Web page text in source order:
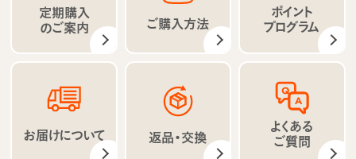
定期購入
のご案内 ご購入方法
ポイント
プログラム
お届けについて 返品・交換
よくある
ご質問